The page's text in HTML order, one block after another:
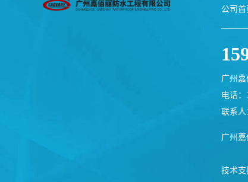
公司首
广州嘉
电话：
联系人
广州嘉
技术支